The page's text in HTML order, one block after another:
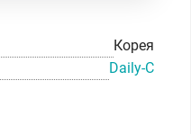
Корея
Daily-C